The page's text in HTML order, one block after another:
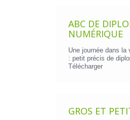
ABC DE
NUMÉRIQUE
Une journée dans
: petit précis de
Télécharger
GROS ET